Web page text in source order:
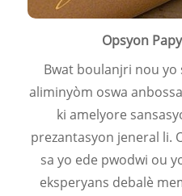
Opsyon
Bwat boulanjri nou
aliminyòm oswa
ki amelyore
prezantasyon jeneral li.
sa yo ede pwodwi ou
eksperyans debalè